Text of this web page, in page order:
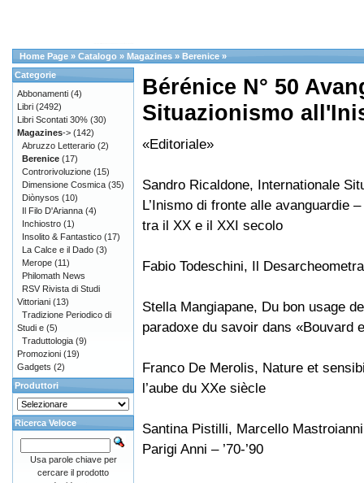
Home Page » Catalogo » Magazines » Berenice »
Bérénice N° 50
Situazionismo
«Editoriale»
Sandro Ricaldone, Internationale
L’Inismo di fronte alle avanguardie
tra il XX e il XXI secolo
Fabio Todeschini, Il Desarcheometra
Stella Mangiapane, Du bon usage
paradoxe du savoir dans «Bouvard
Franco De Merolis, Nature et
l’aube du XXe siècle
Santina Pistilli, Marcello
Parigi Anni – ’70-’90
Categorie
Abbonamenti (4)
Libri (2492)
Libri Scontati 30% (30)
Magazines-> (142)
Abruzzo Letterario (2)
Berenice (17)
Controrivoluzione (15)
Dimensione Cosmica (35)
Diònysos (10)
Il Filo D'Arianna (4)
Inchiostro (1)
Insolito & Fantastico (17)
La Calce e il Dado (3)
Merope (11)
Philomath News
RSV Rivista di Studi
Vittoriani (13)
Tradizione Periodico di
Studi e (5)
Traduttologia (9)
Promozioni (19)
Gadgets (2)
Produttori
Ricerca Veloce
Usa parole chiave per
cercare il prodotto